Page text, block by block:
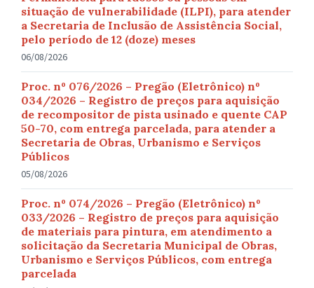
situação de vulnerabilidade (ILPI), para atender
a Secretaria de Inclusão de Assistência Social,
pelo período de 12 (doze) meses
06/08/2026
Proc. nº 076/2026 – Pregão (Eletrônico) nº
034/2026 – Registro de preços para aquisição
de recompositor de pista usinado e quente CAP
50-70, com entrega parcelada, para atender a
Secretaria de Obras, Urbanismo e Serviços
Públicos
05/08/2026
Proc. nº 074/2026 – Pregão (Eletrônico) nº
033/2026 – Registro de preços para aquisição
de materiais para pintura, em atendimento a
solicitação da Secretaria Municipal de Obras,
Urbanismo e Serviços Públicos, com entrega
parcelada